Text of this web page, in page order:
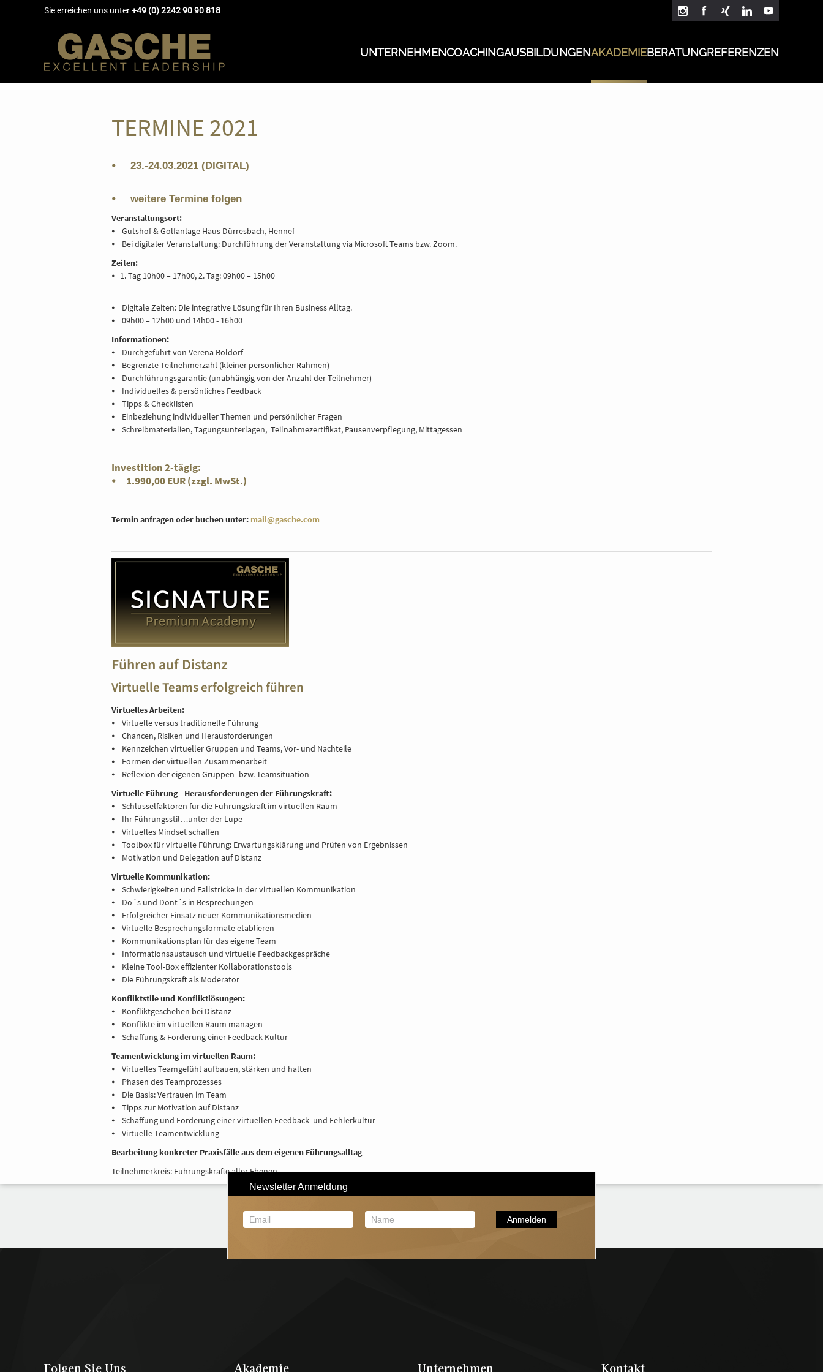
Sie erreichen uns unter+49 (0) 2242 90 90 818
UNTERNEHMENCOACHINGAUSBILDUNGENAKADEMIEBERATUNGREFERENZEN
TERMINE 2021
⦁ 23.-24.03.2021 (DIGITAL)
⦁ weitere Termine folgen
Veranstaltungsort:
⦁ Gutshof & Golfanlage Haus Dürresbach, Hennef
⦁ Bei digitaler Veranstaltung: Durchführung der Veranstaltung via Microsoft Teams bzw. Zoom.
Zeiten:
⦁ 1. Tag 10h00 – 17h00, 2. Tag: 09h00 – 15h00
⦁ Digitale Zeiten: Die integrative Lösung für Ihren Business Alltag.
⦁ 09h00 – 12h00 und 14h00 - 16h00
Informationen:
⦁ Durchgeführt von Verena Boldorf
⦁ Begrenzte Teilnehmerzahl (kleiner persönlicher Rahmen)
⦁ Durchführungsgarantie (unabhängig von der Anzahl der Teilnehmer)
⦁ Individuelles & persönliches Feedback
⦁ Tipps & Checklisten
⦁ Einbeziehung individueller Themen und persönlicher Fragen
⦁ Schreibmaterialien, Tagungsunterlagen, Teilnahmezertifikat, Pausenverpflegung, Mittagessen
Investition 2-tägig:
⦁ 1.990,00 EUR (zzgl. MwSt.)
Termin anfragen oder buchen unter: mail@gasche.com
Führen auf Distanz
Virtuelle Teams erfolgreich führen
Virtuelles Arbeiten:
⦁ Virtuelle versus traditionelle Führung
⦁ Chancen, Risiken und Herausforderungen
⦁ Kennzeichen virtueller Gruppen und Teams, Vor- und Nachteile
⦁ Formen der virtuellen Zusammenarbeit
⦁ Reflexion der eigenen Gruppen- bzw. Teamsituation
Virtuelle Führung - Herausforderungen der Führungskraft:
⦁ Schlüsselfaktoren für die Führungskraft im virtuellen Raum
⦁ Ihr Führungsstil…unter der Lupe
⦁ Virtuelles Mindset schaffen
⦁ Toolbox für virtuelle Führung: Erwartungsklärung und Prüfen von Ergebnissen
⦁ Motivation und Delegation auf Distanz
Virtuelle Kommunikation:
⦁ Schwierigkeiten und Fallstricke in der virtuellen Kommunikation
⦁ Do´s und Dont´s in Besprechungen
⦁ Erfolgreicher Einsatz neuer Kommunikationsmedien
⦁ Virtuelle Besprechungsformate etablieren
⦁ Kommunikationsplan für das eigene Team
⦁ Informationsaustausch und virtuelle Feedbackgespräche
⦁ Kleine Tool-Box effizienter Kollaborationstools
⦁ Die Führungskraft als Moderator
Konfliktstile und Konfliktlösungen:
⦁ Konfliktgeschehen bei Distanz
⦁ Konflikte im virtuellen Raum managen
⦁ Schaffung & Förderung einer Feedback-Kultur
Teamentwicklung im virtuellen Raum:
⦁ Virtuelles Teamgefühl aufbauen, stärken und halten
⦁ Phasen des Teamprozesses
⦁ Die Basis: Vertrauen im Team
⦁ Tipps zur Motivation auf Distanz
⦁ Schaffung und Förderung einer virtuellen Feedback- und Fehlerkultur
⦁ Virtuelle Teamentwicklung
Bearbeitung konkreter Praxisfälle aus dem eigenen Führungsalltag
Teilnehmerkreis: Führungskräfte aller Ebenen
Folgen Sie Uns Akademie Unternehmen Kontakt